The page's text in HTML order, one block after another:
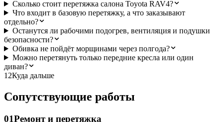
Сколько стоит перетяжка салона Toyota RAV4?
Что входит в базовую перетяжку, а что заказывают
отдельно?
Останутся ли рабочими подогрев, вентиляция и подушки
безопасности?
Обивка не пойдёт морщинами через полгода?
Можно перетянуть только передние кресла или один
диван?
12Куда дальше
Сопутствующие работы
01Ремонт и перетяжка